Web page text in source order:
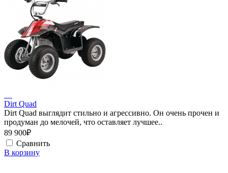
Dirt Quad
Dirt Quad выглядит стильно и агрессивно. Он очень прочен и
продуман до мелочей, что оставляет лучшее..
89 900₽
Сравнить
В корзину